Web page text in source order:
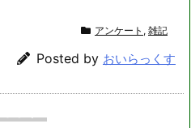
アンケート , 雑記
Posted by おいらっくす